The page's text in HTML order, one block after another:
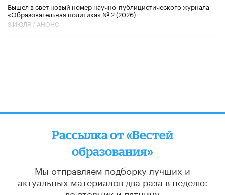
Вышел в свет новый номер научно-публицистического журнала
«Образовательная политика» № 2 (2026)
3 ИЮЛЯ / АНОНС
Рассылка от «Вестей
образования»
Мы отправляем подборку лучших и
актуальных материалов два раза в неделю: